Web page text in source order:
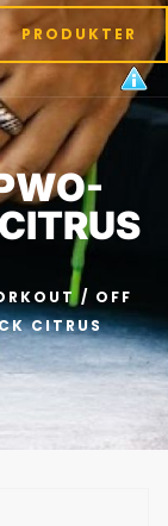
PRODUKTER
/ OFF
CITRUS